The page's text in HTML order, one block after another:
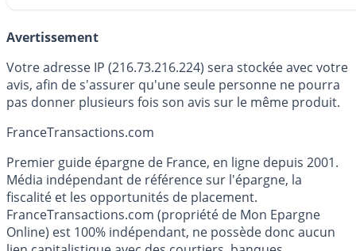
Avertissement
Votre adresse IP (216.73.216.224) sera stockée avec votre
avis, afin de s'assurer qu'une seule personne ne pourra
pas donner plusieurs fois son avis sur le même produit.
FranceTransactions.com
Premier guide épargne de France, en ligne depuis 2001.
Média indépendant de référence sur l'épargne, la
fiscalité et les opportunités de placement.
FranceTransactions.com (propriété de Mon Epargne
Online) est 100% indépendant, ne possède donc aucun